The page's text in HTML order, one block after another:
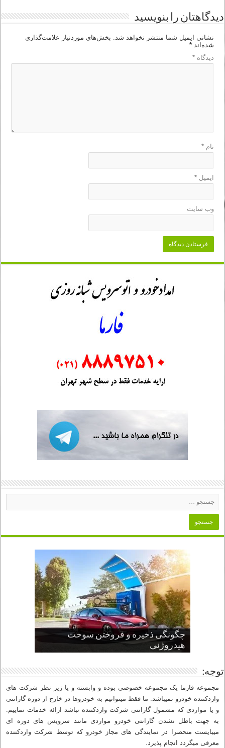
دیدگاهتان را بنویسید
نشانی ایمیل شما منتشر نخواهد شد. بخش‌های موردنیاز علامت‌گذاری
شده‌اند*
دیدگاه*
نام*
ایمیل*
وب‌ سایت
چگونگی ذخیره و فروختن سوخت
هیدروژنی
قدرتمندترین ماسل کارها یا خودروهای
عضلانی امریکایی
چرا نمک باعث خوردگی خودرو می شود؟
پنج کابین جذاب سال های اخیر صنعت
خودروسازی
از صفر تا صد طراحی خودرو قسمت
سوم
توجه:
مجموعه فارما یک مجموعه خصوصی بوده و وابسته و یا زیر نظر شرکت های
واردکننده خودرو نمیباشد. ما فقط میتوانیم به خودروها در خارج از دوره گارانتی
و یا مواردی که مشمول گارانتی شرکت واردکننده نباشد ارائه خدمات نماییم.
به جهت باطل نشدن گارانتی خودرو مواردی مانند سرویس های دوره ای
میبایست منحصرا در نمایندگی های مجاز خودرو که توسط شرکت واردکننده
معرفی میگردد انجام پذیرد.